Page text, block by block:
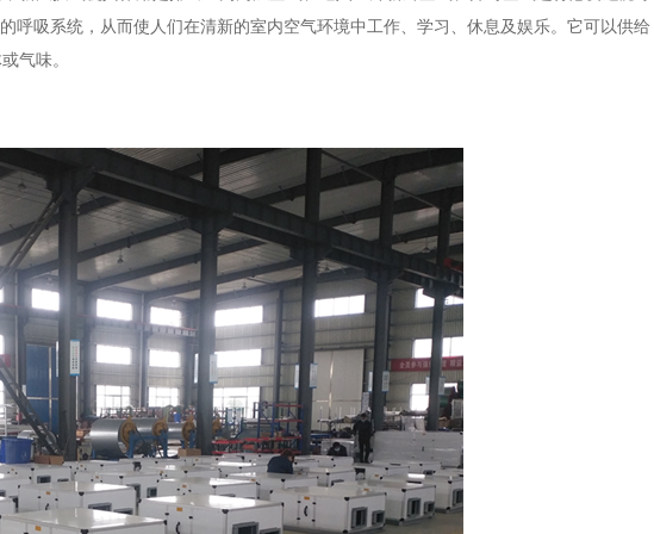
呼吸系统，从而使人们在清新的室内空气环境中工作、学习、休息及娱乐。它可以供给
气味。